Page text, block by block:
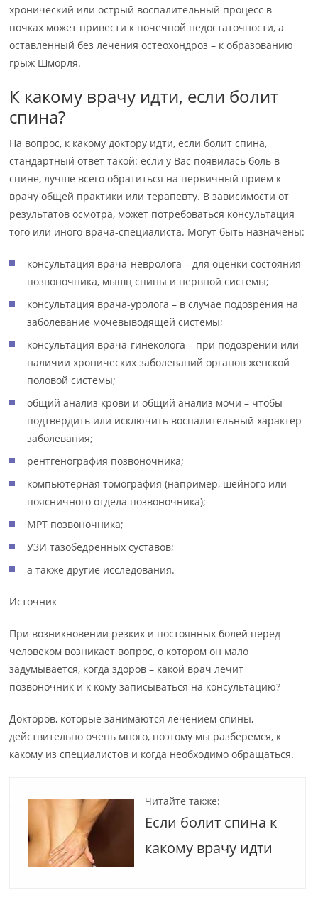
хронический или острый воспалительный процесс в
почках может привести к почечной недостаточности, а
оставленный без лечения остеохондроз – к образованию
грыж Шморля.
К какому врачу идти, если болит
спина?
На вопрос, к какому доктору идти, если болит спина,
стандартный ответ такой: если у Вас появилась боль в
спине, лучше всего обратиться на первичный прием к
врачу общей практики или терапевту. В зависимости от
результатов осмотра, может потребоваться консультация
того или иного врача-специалиста. Могут быть назначены:
консультация врача-невролога – для оценки состояния
позвоночника, мышц спины и нервной системы;
консультация врача-уролога – в случае подозрения на
заболевание мочевыводящей системы;
консультация врача-гинеколога – при подозрении или
наличии хронических заболеваний органов женской
половой системы;
общий анализ крови и общий анализ мочи – чтобы
подтвердить или исключить воспалительный характер
заболевания;
рентгенография позвоночника;
компьютерная томография (например, шейного или
поясничного отдела позвоночника);
МРТ позвоночника;
УЗИ тазобедренных суставов;
а также другие исследования.
Источник
При возникновении резких и постоянных болей перед
человеком возникает вопрос, о котором он мало
задумывается, когда здоров – какой врач лечит
позвоночник и к кому записываться на консультацию?
Докторов, которые занимаются лечением спины,
действительно очень много, поэтому мы разберемся, к
какому из специалистов и когда необходимо обращаться.
Читайте также:
Если болит спина к
какому врачу идти